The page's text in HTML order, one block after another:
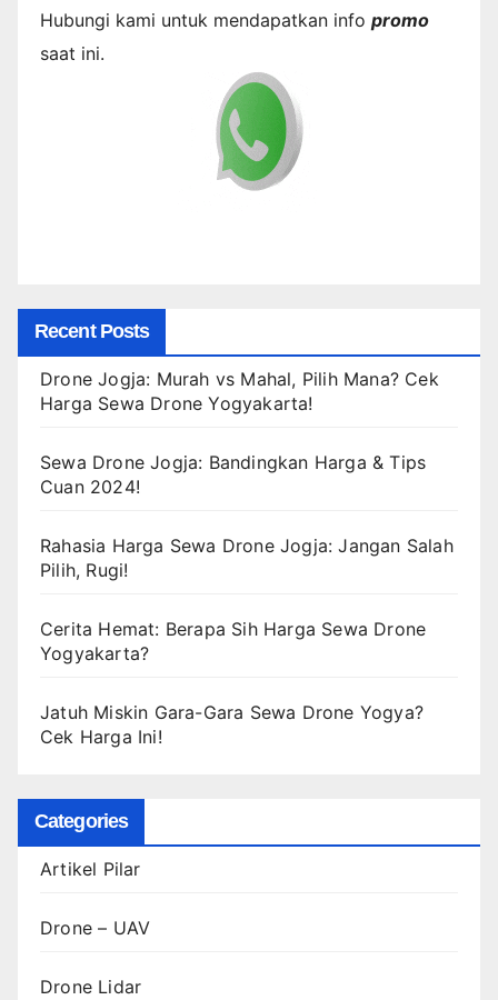
Hubungi kami untuk mendapatkan info promo
saat ini.
Recent Posts
Drone Jogja: Murah vs Mahal, Pilih Mana? Cek
Harga Sewa Drone Yogyakarta!
Sewa Drone Jogja: Bandingkan Harga & Tips
Cuan 2024!
Rahasia Harga Sewa Drone Jogja: Jangan Salah
Pilih, Rugi!
Cerita Hemat: Berapa Sih Harga Sewa Drone
Yogyakarta?
Jatuh Miskin Gara-Gara Sewa Drone Yogya?
Cek Harga Ini!
Categories
Artikel Pilar
Drone – UAV
Drone Lidar